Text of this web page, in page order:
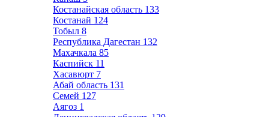
Костанайская область 133
Костанай 124
Тобыл 8
Республика Дагестан 132
Махачкала 85
Каспийск 11
Хасавюрт 7
Абай область 131
Семей 127
Аягоз 1